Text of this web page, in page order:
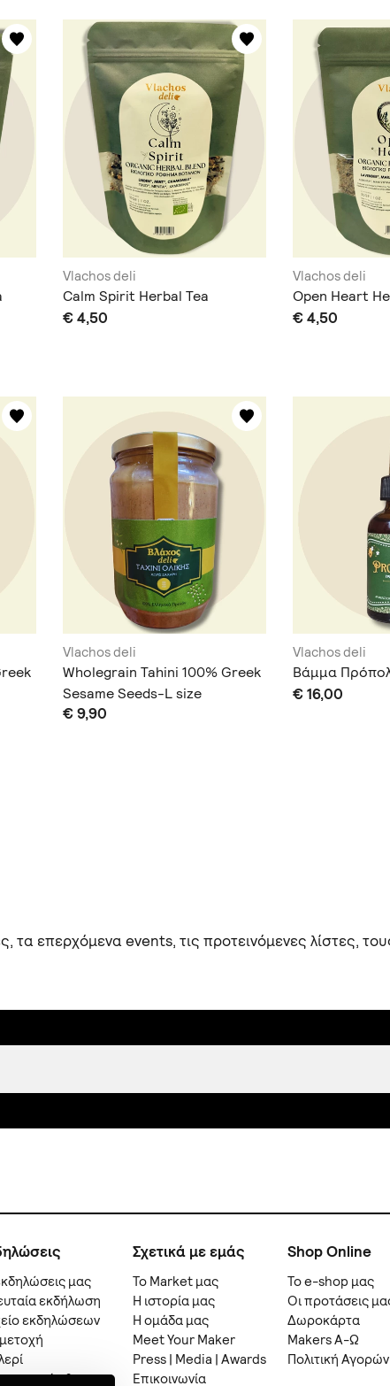
Vlachos deli
Calm Spirit Herbal Tea
€ 4,50
Vlachos deli
Open Heart
€ 4,50
Vlachos deli
Wholegrain Tahini 100% Greek
Sesame Seeds-L size
€ 9,90
Vlachos deli
Βάμμα
€ 16,00
επερχόμενα events, τις προτεινόμενες λίστες,
μας
εκδήλωση
εκδηλώσεων
&
Σχετικά με εμάς
Το Market μας
Η ιστορία μας
Η ομάδα μας
Meet Your Maker
Press | Media | Awards
Επικοινωνία
Shop Online
Το e-shop μας
Οι προτάσεις
Δωροκάρτα
Makers A-Ω
Πολιτική Αγορών